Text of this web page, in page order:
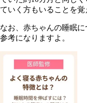
ていく方もいることを覚
なお、赤ちゃんの睡眠
参考になりますよ。